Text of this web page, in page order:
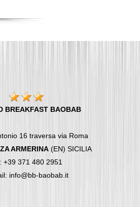
BREAKFAST BAOBAB
16 traversa via Roma
ARMERINA(EN) SICILIA
+39 371 480 2951
info@bb-baobab.it